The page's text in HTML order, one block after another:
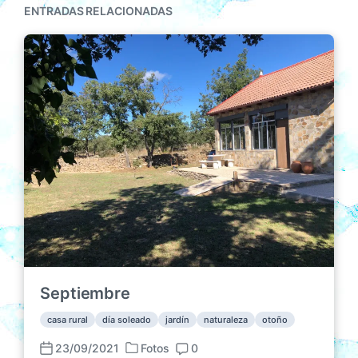
ENTRADAS RELACIONADAS
Septiembre
casa rural día soleado jardín naturaleza otoño
23/09/2021
P
Fotos 0